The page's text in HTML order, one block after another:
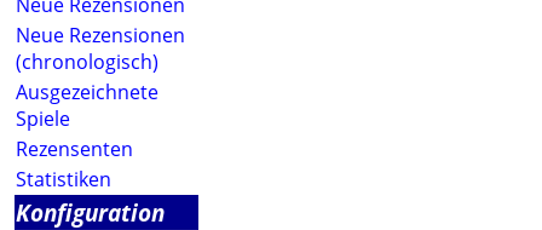
Neue Rezensionen
(chronologisch)
Ausgezeichnete
Spiele
Rezensenten
Statistiken
Konfiguration